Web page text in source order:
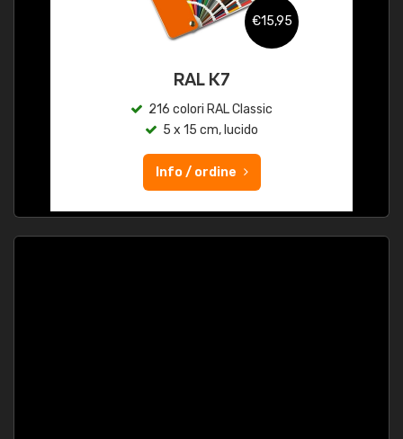
€15,95
RAL K7
216 colori RAL Classic
5 x 15 cm, lucido
Info / ordine